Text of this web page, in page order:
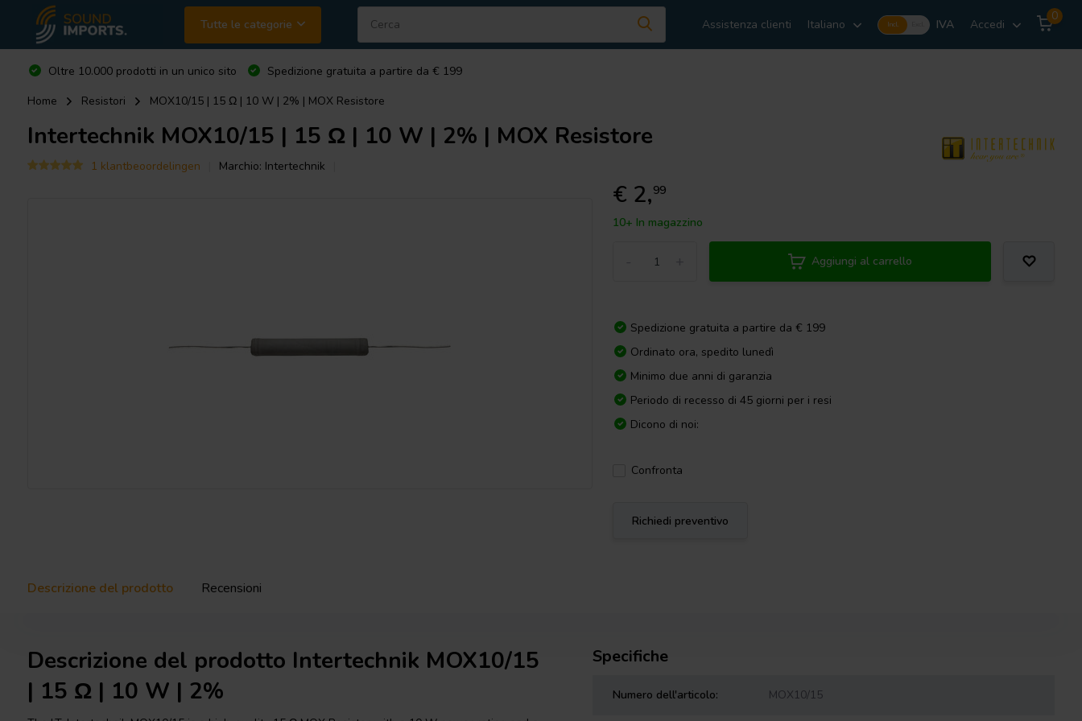
Tutte le categorie Assistenza clienti Italiano Incl. IVA Accedi
0
Oltre 10.000 prodotti in un unico sito
Spedizione gratuita a partire da € 199
Home
Resistori MOX10/15 | 15 Ω | 10 W | 2% | MOX Resistore
Intertechnik MOX10/15 | 15 Ω | 10 W | 2% | MOX Resistore
1 klantbeoordelingen Marchio: Intertechnik
€ 2,99
10+ In magazzino
Aggiungi al carrello
Spedizione gratuita a partire da € 199
Ordinato ora, spedito lunedì
Minimo due anni di garanzia
Periodo di recesso di 45 giorni per i resi
Dicono di noi:
Confronta
Richiedi preventivo
Descrizione del prodotto Recensioni
Descrizione del prodotto Intertechnik MOX10/15
| 15 Ω | 10 W | 2%
Specifiche
Numero dell'articolo: MOX10/15